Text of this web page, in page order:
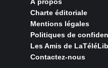
À propos
Charte éditoriale
Mentions légales
Politiques de
Les Amis de
Contactez-nous